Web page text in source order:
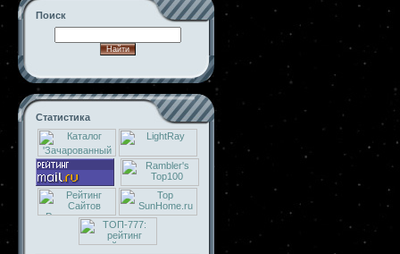
Поиск
Статистика